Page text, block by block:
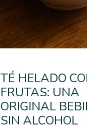
TÉ HELADO
FRUTAS: UNA
ORIGINAL
SIN ALCOHOL